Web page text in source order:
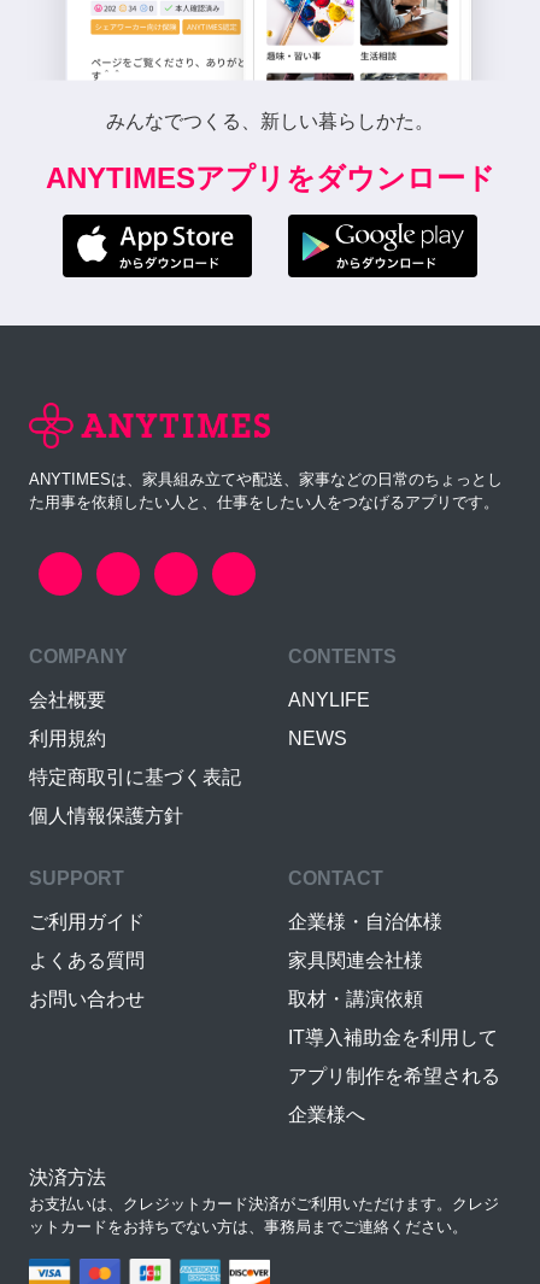
みんなでつくる、新しい暮らしかた。
ANYTIMESアプリをダウンロード
ANYTIMESは、家具組み立てや配送、家事などの日常のちょっとし
た用事を依頼したい人と、仕事をしたい人をつなげるアプリです。
COMPANY
会社概要
利用規約
特定商取引に基づく表記
個人情報保護方針
CONTENTS
ANYLIFE
NEWS
SUPPORT
ご利用ガイド
よくある質問
お問い合わせ
CONTACT
企業様・自治体様
家具関連会社様
取材・講演依頼
IT導入補助金を利用して
アプリ制作を希望される
企業様へ
決済方法
お支払いは、クレジットカード決済がご利用いただけます。クレジ
ットカードをお持ちでない方は、事務局までご連絡ください。